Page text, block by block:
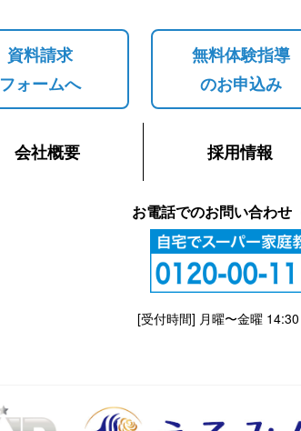
資料請求
フォームへ
無料体験指導
のお申込み
会社概要 採用情報
お電話でのお問い合わせ
[受付時間] 月曜〜金曜